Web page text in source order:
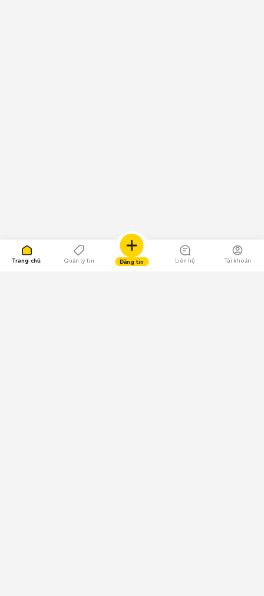
Trang chủ Quản lý tin Đăng tin Liên hệ Tài khoản